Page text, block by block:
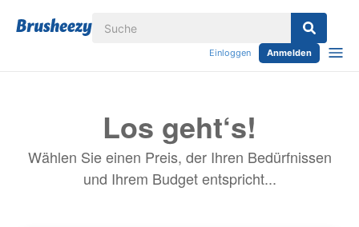
Einloggen Anmelden
Los geht‘s!
Wählen Sie einen Preis, der Ihren Bedürfnissen
und Ihrem Budget entspricht...